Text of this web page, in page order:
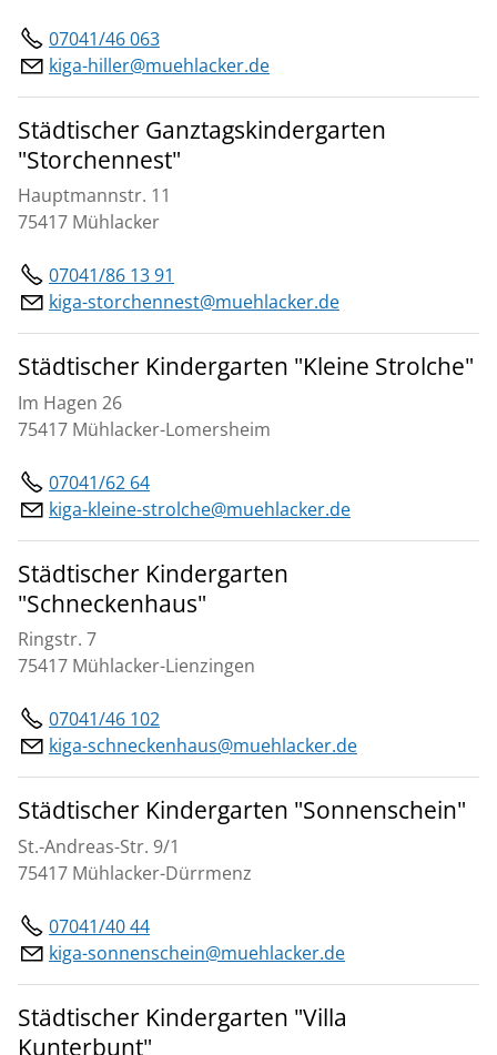
07041/46 063
kiga-hiller@muehlacker.de
Städtischer Ganztagskindergarten
"Storchennest"
Hauptmannstr. 11
75417 Mühlacker
07041/86 13 91
kiga-storchennest@muehlacker.de
Städtischer Kindergarten "Kleine Strolche"
Im Hagen 26
75417 Mühlacker-Lomersheim
07041/62 64
kiga-kleine-strolche@muehlacker.de
Städtischer Kindergarten
"Schneckenhaus"
Ringstr. 7
75417 Mühlacker-Lienzingen
07041/46 102
kiga-schneckenhaus@muehlacker.de
Städtischer Kindergarten "Sonnenschein"
St.-Andreas-Str. 9/1
75417 Mühlacker-Dürrmenz
07041/40 44
kiga-sonnenschein@muehlacker.de
Städtischer Kindergarten "Villa
Kunterbunt"